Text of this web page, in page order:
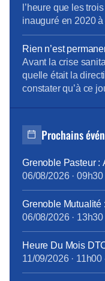
leur […]
l’heure que les
inauguré en 2020
Vallée. Sébastien
syndicat CFE-CGC
passage à Amiens
évoquer quelques
services et les
Rien n’est
Avant la crise
quelle était la
constater qu’à ce
changer le
? […]Prochains
Grenoble Pasteur :
06/08/2026· 09h30
Grenoble Mutualité
06/08/2026· 13h30
Heure Du Mois
11/09/2026· 11h00